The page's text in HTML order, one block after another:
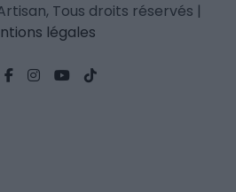
Tous droits réservés |
légales